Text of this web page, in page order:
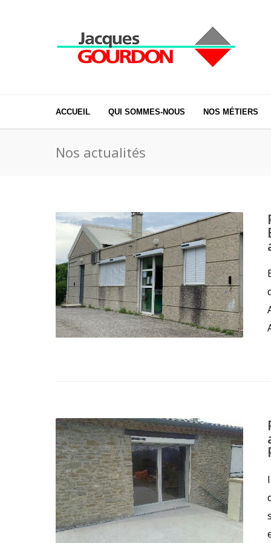
ACCUEIL QUI SOMMES-NOUS NOS MÉTIERS
Nos actualités